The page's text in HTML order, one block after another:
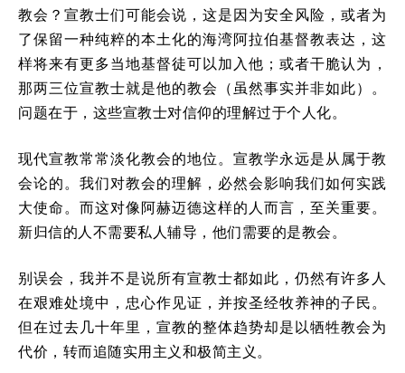
教会？宣教士们可能会说，这是因为安全风险，或者为
了保留一种纯粹的本土化的海湾阿拉伯基督教表达，这
样将来有更多当地基督徒可以加入他；或者干脆认为，
那两三位宣教士就是他的教会（虽然事实并非如此）。
问题在于，这些宣教士对信仰的理解过于个人化。
现代宣教常常淡化教会的地位。宣教学永远是从属于教
会论的。我们对教会的理解，必然会影响我们如何实践
大使命。而这对像阿赫迈德这样的人而言，至关重要。
新归信的人不需要私人辅导，他们需要的是教会。
别误会，我并不是说所有宣教士都如此，仍然有许多人
在艰难处境中，忠心作见证，并按圣经牧养神的子民。
但在过去几十年里，宣教的整体趋势却是以牺牲教会为
代价，转而追随实用主义和极简主义。